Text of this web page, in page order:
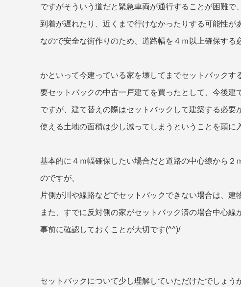
ですがそういう道だと緊急車両が通行することが困難で、
到着が遅れたり、近くまで行けなかったりする可能性が
なので安全な街作りのため、道路幅を４ｍ以上確保する
かといって今建っている家を壊してまでセットバックす
要セットバックの中古一戸建てを買ったとして、今後
ですが、建て替えの際はセットバックして建築する必要
使える土地の面積は少し減ってしまうということを頭に
基本的に４ｍ幅確保したい場合だと道路の中心線から
のですが、
片側が川や線路などでセットバックできない場合は、建
また、すでに反対側の家がセットバック済の場合中心線
事前に確認しておくことが大切です(^^)/
セットバックについて少し理解していただけたでしょう